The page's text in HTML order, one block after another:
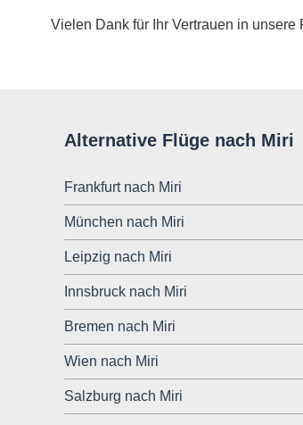
Vielen Dank für Ihr Vertrauen in unsere
Alternative Flüge nach Miri
Frankfurt nach Miri
München nach Miri
Leipzig nach Miri
Innsbruck nach Miri
Bremen nach Miri
Wien nach Miri
Salzburg nach Miri